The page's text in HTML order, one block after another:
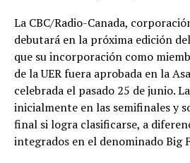
La CBC/Radio-Canada,
debutará en la próxima edición
que su incorporación como
de la UER fuera aprobada en la
celebrada el pasado 25 de junio.
inicialmente en las semifinales y
final si logra clasificarse, a
integrados en el denominado Big